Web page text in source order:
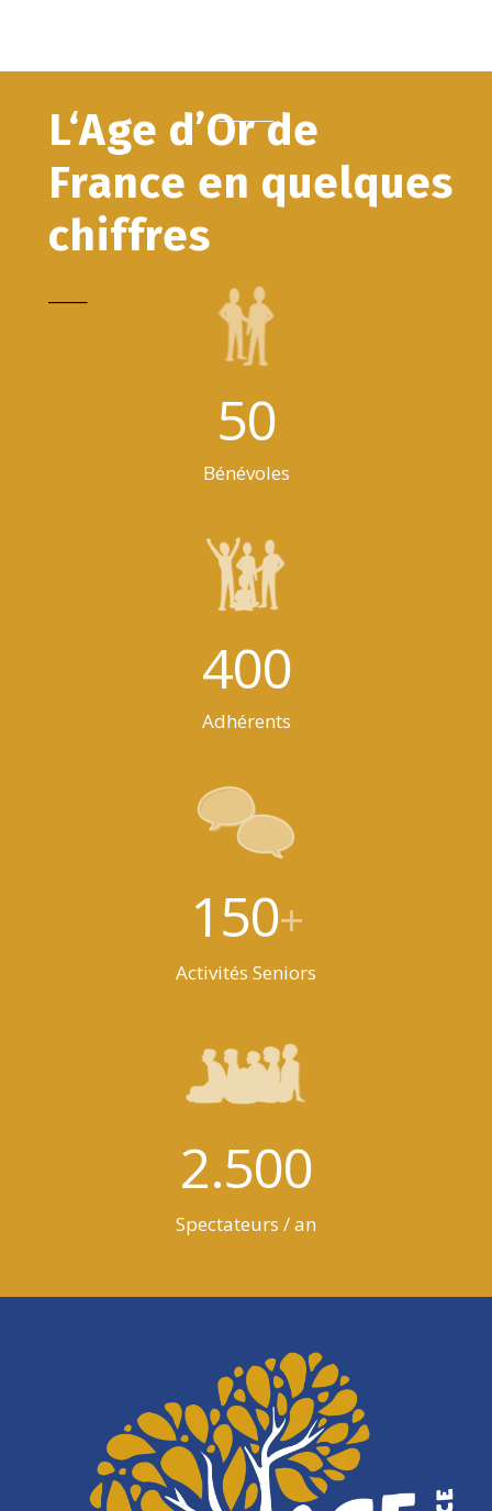
L‘Age d’Or de
France en quelques
chiffres
50
Bénévoles
400
Adhérents
150+
Activités Seniors
2.500
Spectateurs / an